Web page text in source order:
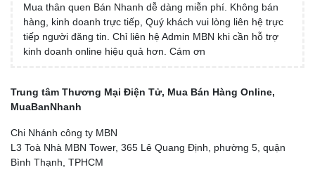
Mua thân quen Bán Nhanh dễ dàng miễn phí. Không bán
hàng, kinh doanh trực tiếp, Quý khách vui lòng liên hệ trực
tiếp người đăng tin. Chỉ liên hệ Admin MBN khi cần hỗ trợ
kinh doanh online hiệu quả hơn. Cám ơn
Trung tâm Thương Mại Điện Tử, Mua Bán Hàng Online,
MuaBanNhanh
Chi Nhánh công ty MBN
L3 Toà Nhà MBN Tower, 365 Lê Quang Định, phường 5, quận
Bình Thạnh, TPHCM